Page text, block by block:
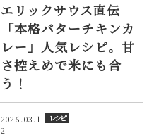
エリックサウス直伝
「本格バターチキンカ
レー」人気レシピ。甘
さ控えめで米にも合
う！
2026.03.1
2
レシピ